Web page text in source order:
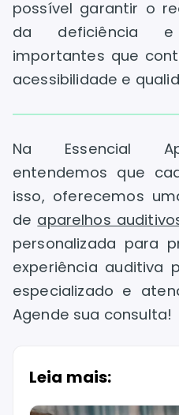
possível garantir o
da deficiência
importantes que
acessibilidade e
Na Essencial
entendemos que
isso, oferecemos
de aparelhos
personalizada para
experiência auditiva
especializado e
Agende sua consulta!
Leia mais: